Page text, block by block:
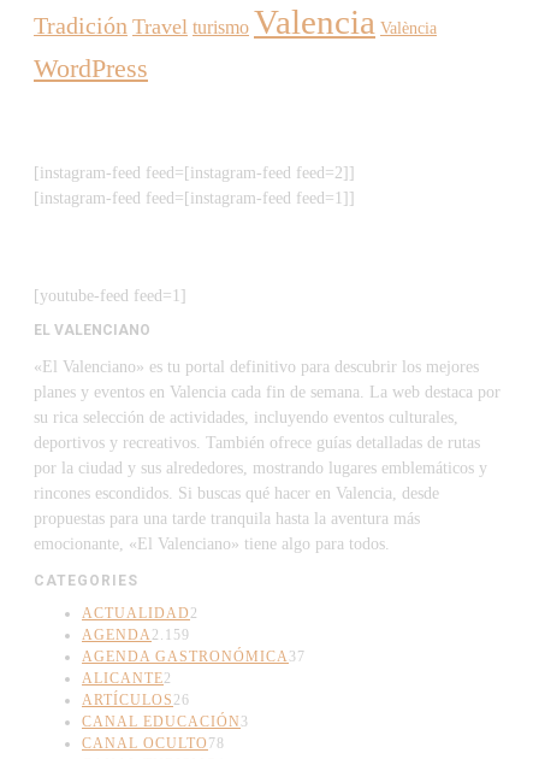
Tradición Travel turismo Valencia València
WordPress
[instagram-feed feed=[instagram-feed feed=2]]
[instagram-feed feed=[instagram-feed feed=1]]
[youtube-feed feed=1]
EL VALENCIANO
«El Valenciano» es tu portal definitivo para descubrir los mejores
planes y eventos en Valencia cada fin de semana. La web destaca por
su rica selección de actividades, incluyendo eventos culturales,
deportivos y recreativos. También ofrece guías detalladas de rutas
por la ciudad y sus alrededores, mostrando lugares emblemáticos y
rincones escondidos. Si buscas qué hacer en Valencia, desde
propuestas para una tarde tranquila hasta la aventura más
emocionante, «El Valenciano» tiene algo para todos.
CATEGORIES
ACTUALIDAD 2
AGENDA2.159
AGENDA GASTRONÓMICA37
ALICANTE2
ARTÍCULOS 26
CANAL EDUCACIÓN 3
CANAL OCULTO 78